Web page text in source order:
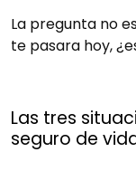
La pregunta no
te pasara hoy,
Las tres
seguro de